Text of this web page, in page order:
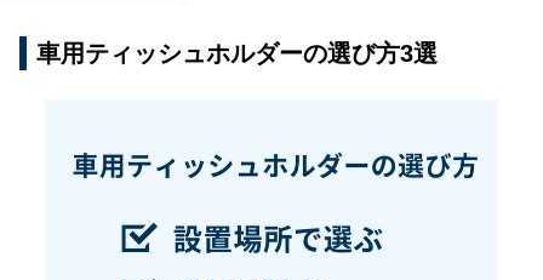
車用ティッシュホルダーの選び方3選